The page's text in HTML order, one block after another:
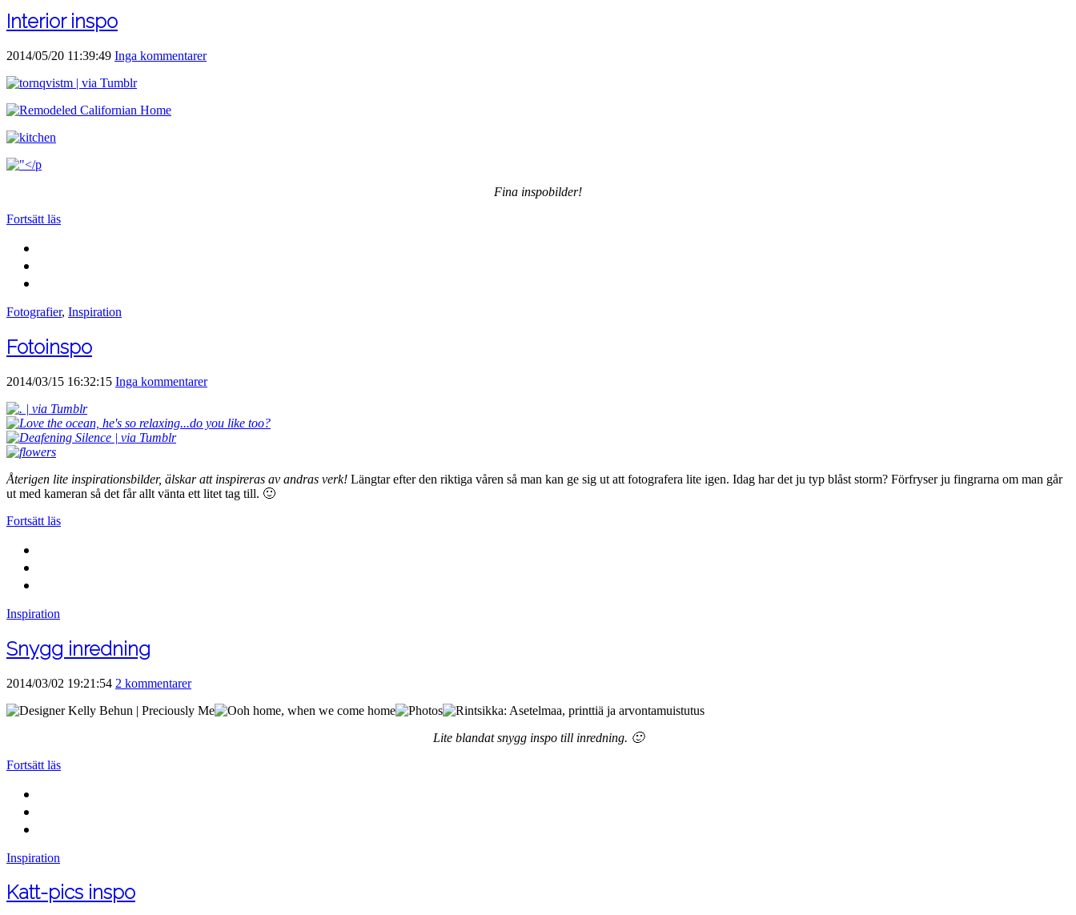
Interior inspo
2014/05/20 11:39:49 Inga kommentarer
Fina inspobilder!
Fortsätt läs
Fotografier, Inspiration
Fotoinspo
2014/03/15 16:32:15 Inga kommentarer
Återigen lite inspirationsbilder, älskar att inspireras av andras verk! Längtar efter den riktiga våren så man kan ge sig ut att fotografera lite igen. Idag har det ju typ blåst storm? Förfryser ju fingrarna om man går
ut med kameran så det får allt vänta ett litet tag till. 🙂
Fortsätt läs
Inspiration
Snygg inredning
2014/03/02 19:21:54 2 kommentarer
Lite blandat snygg inspo till inredning. 🙂
Fortsätt läs
Inspiration
Katt-pics inspo